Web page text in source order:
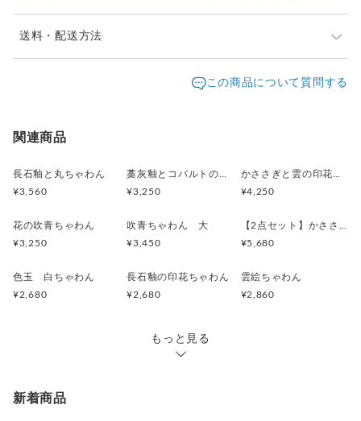
送料・配送方法
宅急便（ヤマト）
この商品について質問する
関連商品
長石釉と丸ちゃわん
¥3,560
¥3,250
¥4,250
花の吹青ちゃわん
¥3,250
吹青ちゃわん 大
¥3,450
¥5,680
色玉 白ちゃわん
¥2,680
長石釉の印花ちゃわん
¥2,680
雲絵ちゃわん
¥2,860
もっと見る
新着商品